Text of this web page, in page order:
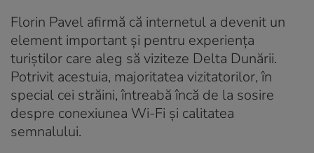
Florin Pavel afirmă că internetul a devenit un
element important și pentru experiența
turiștilor care aleg să viziteze Delta Dunării.
Potrivit acestuia, majoritatea vizitatorilor, în
special cei străini, întreabă încă de la sosire
despre conexiunea Wi-Fi și calitatea
semnalului.